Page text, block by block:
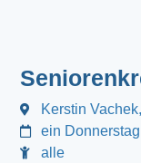
Kerstin
ein
alle